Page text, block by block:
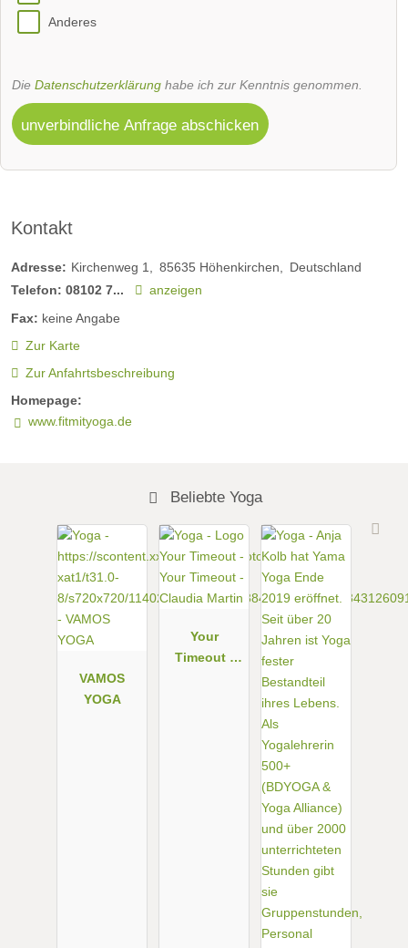
Anderes
Die Datenschutzerklärung habe ich zur Kenntnis genommen.
unverbindliche Anfrage abschicken
Kontakt
Adresse: Kirchenweg 1 85635 Höhenkirchen
Deutschland
Telefon: 08102 7...
anzeigen
Fax: keine Angabe
Zur Karte
Zur Anfahrtsbeschreibung
Homepage:
www.fitmityoga.de
Beliebte Yoga
VAMOS
YOGA
Your
Timeout -